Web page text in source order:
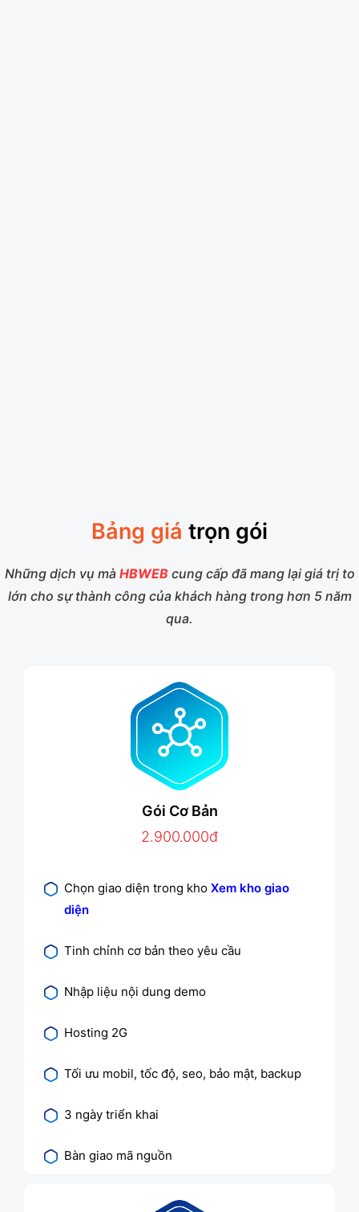
Bảng giá trọn gói
Những dịch vụ mà HBWEBcung cấp đã mang lại giá trị to
lớn cho sự thành công của khách hàng trong hơn 5 năm
qua.
Gói Cơ Bản
2.900.000đ
Chọn giao diện trong kho Xem kho giao
diện
Tinh chỉnh cơ bản theo yêu cầu
Nhập liệu nội dung demo
Hosting 2G
Tối ưu mobil, tốc độ, seo, bảo mật, backup
3 ngày triển khai
Bàn giao mã nguồn